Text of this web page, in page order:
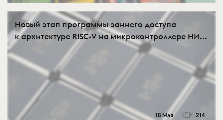
Новый этап программы раннего доступа
к архитектуре RISC-V на микроконтроллере НИ...
18 Мая 214